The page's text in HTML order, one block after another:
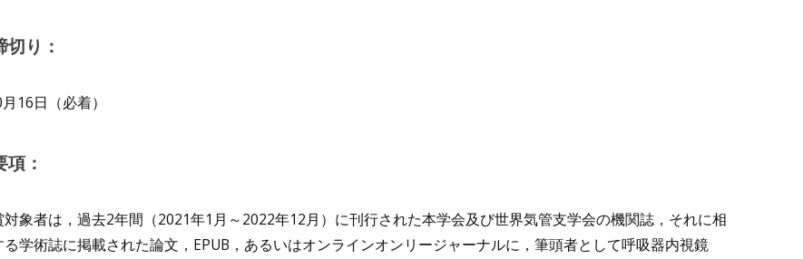
切り：
16日（必着）
項：
対象者は，過去2年間（2021年1月～2022年12月）に刊行された本学会及び世界気管支学会の機関誌，それに相
る学術誌に掲載された論文，EPUB，あるいはオンラインオンリージャーナルに，筆頭者として呼吸器内視鏡